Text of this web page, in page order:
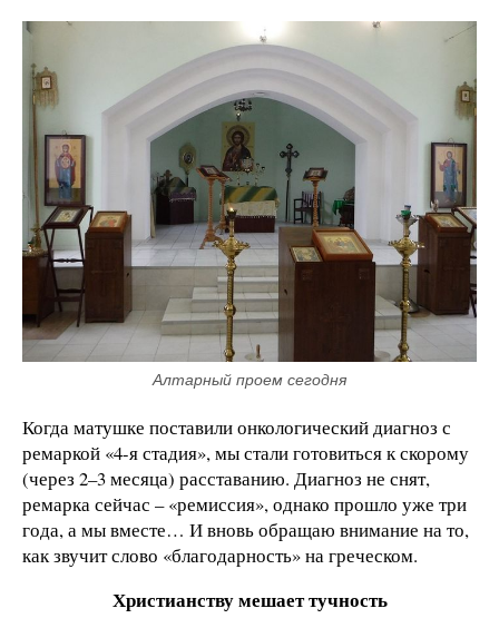
Алтарный проем сегодня
Когда матушке поставили онкологический диагноз с
ремаркой «4-я стадия», мы стали готовиться к скорому
(через 2–3 месяца) расставанию. Диагноз не снят,
ремарка сейчас – «ремиссия», однако прошло уже три
года, а мы вместе… И вновь обращаю внимание на то,
как звучит слово «благодарность» на греческом.
Христианству мешает тучность